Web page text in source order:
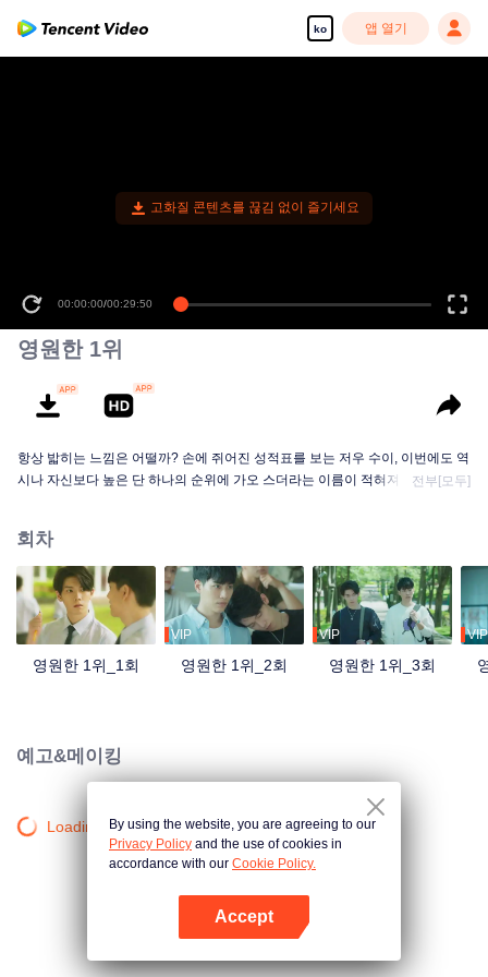
ko 앱 열기
00:00:00/00:29:50
영원한 1위
항상 밟히는 느낌은 어떨까? 손에 쥐어진 성적표를 보는 저우 수이, 이번에도 역
시나 자신보다 높은 단 하나의 순위에 가오 스더라는 이름이 적혀져있다. 저우
위]로 전락한 저우 수이... 어느덧 다가온 고3, 저우 수이는 대학교에 가면 가오
스더를 부딪힐 일이 없을 거라며 몰래 미소를 짓는다. 기쁜 마음으로 대학교에
들어간 저우 수이는 재차 좋아하는 수영부에 가입하며 떠받들리는 삶을 누린다.
하지만 웬걸 졸업 직전에 맞이하는 신입생 대결에서 가오 스더를 볼 줄이야! 가
오 스더의 출연으로 인해 자기가 짝사랑하는 선배 앞에서 우승을 하기는 커녕
고-싶-다! 게다가 그 선배는 자기가 젤 좋아하는 친구랑 사귀고 있는 걸 본 저우
전부[모두]
회차
영원한 1위_1회
VIP
영원한 1위_2회
VIP
영원한 1위_3회
VIP
예고&메이킹
Loading…By using the website, you are agreeing to our
Privacy Policy and the use of cookies in
accordance with our Cookie Policy.
Accept